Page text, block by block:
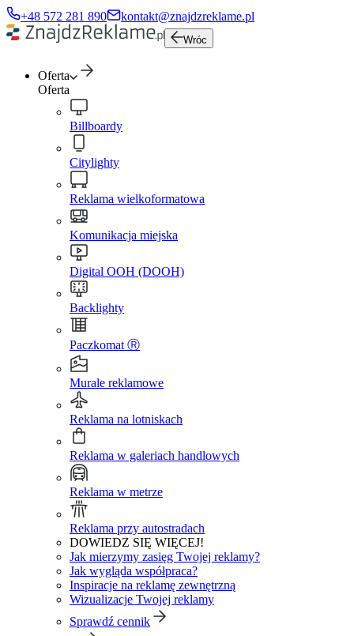
+48 572 281 890 kontakt@znajdzreklame.pl
Wróc
Oferta
Oferta
Billboardy
Citylighty
Reklama wielkoformatowa
Komunikacja miejska
Digital OOH (DOOH)
Backlighty
Paczkomat Ⓡ
Murale reklamowe
Reklama na lotniskach
Reklama w galeriach handlowych
Reklama w metrze
Reklama przy autostradach
DOWIEDZ SIĘ WIĘCEJ!
Jak mierzymy zasięg Twojej reklamy?
Jak wygląda współpraca?
Inspiracje na reklamę zewnętrzną
Wizualizacje Twojej reklamy
Sprawdź cennik